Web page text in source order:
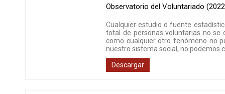
Observatorio del Voluntariado
Cualquier estudio o fuente
total de personas voluntarias no se
como cualquier otro fenómeno no
nuestro sistema social, no podemos
Descargar